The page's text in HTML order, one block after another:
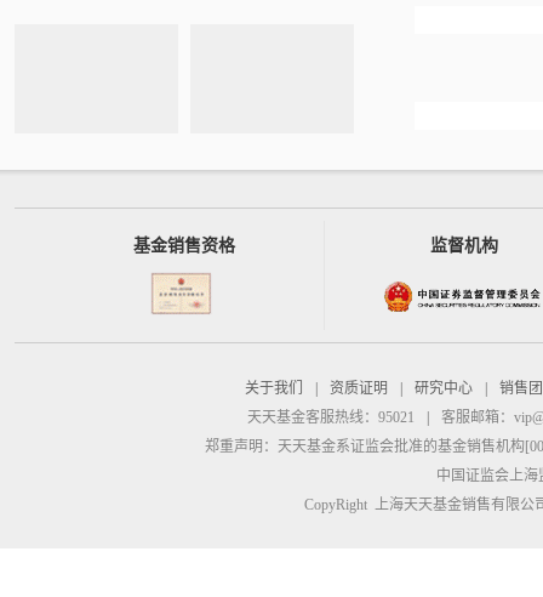
基金销售资格 监督机构
关于我们 资质证明 研究中心
销售
天天基金客服热线：95021
客服邮箱：
郑重声明： 天天基金系证监会批准的基金销售机构
中国证监会上
CopyRight 上海天天基金销售有限